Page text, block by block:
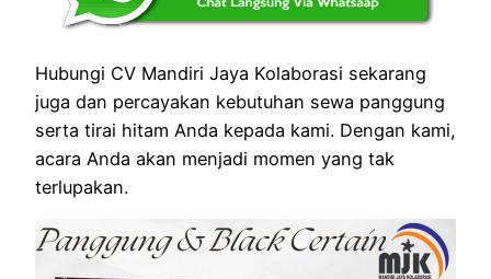
Hubungi CV Mandiri Jaya Kolaborasi sekarang
juga dan percayakan kebutuhan sewa panggung
serta tirai hitam Anda kepada kami. Dengan kami,
acara Anda akan menjadi momen yang tak
terlupakan.